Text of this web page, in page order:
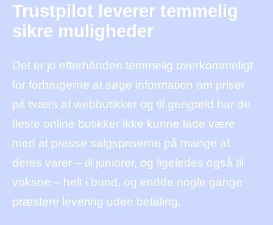
Trustpilot leverer temmelig
sikre muligheder
Det er jo efterhånden temmelig overkommeligt
for forbrugerne at søge information om priser
på tværs af webbutikker og til gengæld har de
fleste online butikker ikke kunne lade være
med at presse salgspriserne på mange af
deres varer – til juniorer, og ligeledes også til
voksne – helt i bund, og endda nogle gange
præstere levering uden betaling.